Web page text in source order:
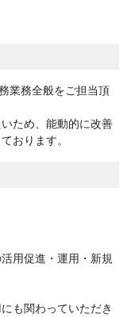
業務全般をご担当頂
ため、能動的に改善
おります。
用促進・運用・新規
も関わっていただき